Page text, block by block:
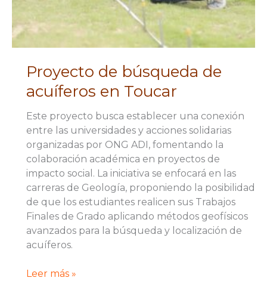
Proyecto de búsqueda de
acuíferos en Toucar
Este proyecto busca establecer una conexión
entre las universidades y acciones solidarias
organizadas por ONG ADI, fomentando la
colaboración académica en proyectos de
impacto social. La iniciativa se enfocará en las
carreras de Geología, proponiendo la posibilidad
de que los estudiantes realicen sus Trabajos
Finales de Grado aplicando métodos geofísicos
avanzados para la búsqueda y localización de
acuíferos.
Proyecto
Leer más »